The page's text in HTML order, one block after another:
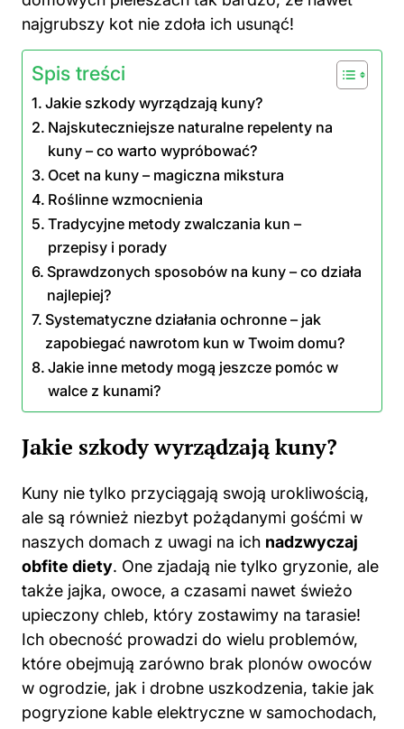
Spis treści
Najskuteczniejsze naturalne repelenty na
kuny – co warto wypróbować?
Ocet na kuny – magiczna mikstura
Roślinne wzmocnienia
Tradycyjne metody zwalczania kun –
przepisy i porady
Sprawdzonych sposobów na kuny – co działa
najlepiej?
Systematyczne działania ochronne – jak
zapobiegać nawrotom kun w Twoim domu?
Jakie inne metody mogą jeszcze pomóc w
walce z kunami?
Jakie szkody wyrządzają kuny?
Kuny nie tylko przyciągają swoją urokliwością,
naszych domach z uwagi na ich nadzwyczaj
obfite diety. One zjadają nie tylko gryzonie, ale
także jajka, owoce, a czasami nawet świeżo
upieczony chleb, który zostawimy na tarasie!
Ich obecność prowadzi do wielu problemów,
które obejmują zarówno brak plonów owoców
w ogrodzie, jak i drobne uszkodzenia, takie jak
pogryzione kable elektryczne w samochodach,
co potrafi przyprawić o zawrót głowy każdego
kierowcę. Dlatego, gdy usłyszysz tupot